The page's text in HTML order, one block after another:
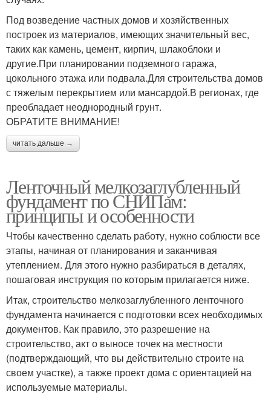
Под возведение частных домов и хозяйственных
построек из материалов, имеющих значительный вес,
таких как камень, цемент, кирпич, шлакоблоки и
другие.При планировании подземного гаража,
цокольного этажа или подвала.Для строительства домов
с тяжелым перекрытием или мансардой.В регионах, где
преобладает неоднородный грунт.
ОБРАТИТЕ ВНИМАНИЕ!
читать дальше →
Ленточный мелкозаглубленный
фундамент по СНИПам:
принципы и особенности
Чтобы качественно сделать работу, нужно соблюсти все
этапы, начиная от планирования и заканчивая
утеплением. Для этого нужно разбираться в деталях,
пошаговая инструкция по которым прилагается ниже.
Итак, строительство мелкозаглубленного ленточного
фундамента начинается с подготовки всех необходимых
документов. Как правило, это разрешение на
строительство, акт о выносе точек на местности
(подтверждающий, что вы действительно строите на
своем участке), а также проект дома с ориентацией на
используемые материалы.